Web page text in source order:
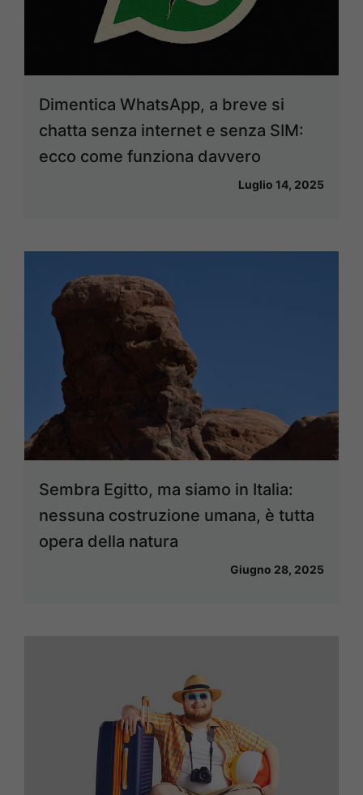
Dimentica WhatsApp, a breve si
chatta senza internet e senza SIM:
ecco come funziona davvero
Luglio 14, 2025
Sembra Egitto, ma siamo in Italia:
nessuna costruzione umana, è tutta
opera della natura
Giugno 28, 2025